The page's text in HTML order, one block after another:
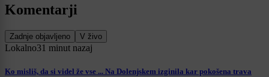
Komentarji
Zadnje objavljeno V živo
Lokalno31 minut nazaj
Ko misliš, da si videl že vse ... Na Dolenjskem izginila kar pokošena trava